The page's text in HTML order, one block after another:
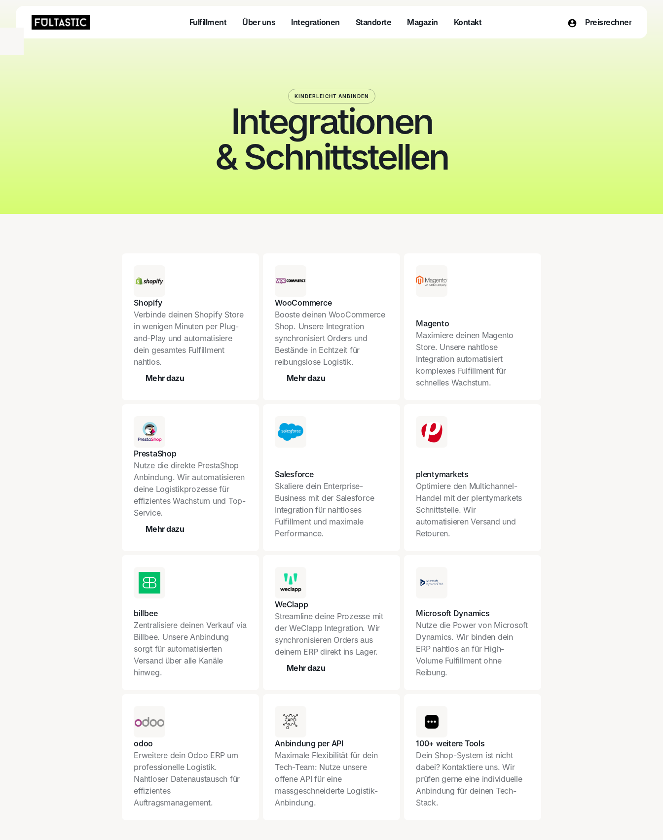
Fulfillment
Über uns
Integrationen
Standorte
Magazin
Kontakt
Preisrechner
KINDERLEICHT ANBINDEN
Integrationen
& Schnittstellen
Shopify
Verbinde deinen Shopify Store
in wenigen Minuten per Plug-
and-Play und automatisiere
dein gesamtes Fulfillment
nahtlos.
Mehr dazu
WooCommerce
Booste deinen WooCommerce
Shop. Unsere Integration
synchronisiert Orders und
Bestände in Echtzeit für
reibungslose Logistik.
Mehr dazu
Magento
Maximiere deinen Magento
Store. Unsere nahtlose
Integration automatisiert
komplexes Fulfillment für
schnelles Wachstum.
PrestaShop
Nutze die direkte PrestaShop
Anbindung. Wir automatisieren
deine Logistikprozesse für
effizientes Wachstum und Top-
Service.
Mehr dazu
Salesforce
Skaliere dein Enterprise-
Business mit der Salesforce
Integration für nahtloses
Fulfillment und maximale
Performance.
plentymarkets
Optimiere den Multichannel-
Handel mit der plentymarkets
Schnittstelle. Wir
automatisieren Versand und
Retouren.
billbee
Zentralisiere deinen Verkauf via
Billbee. Unsere Anbindung
sorgt für automatisierten
Versand über alle Kanäle
hinweg.
WeClapp
Streamline deine Prozesse mit
der WeClapp Integration. Wir
synchronisieren Orders aus
deinem ERP direkt ins Lager.
Mehr dazu
Microsoft Dynamics
Nutze die Power von Microsoft
Dynamics. Wir binden dein
ERP nahtlos an für High-
Volume Fulfillment ohne
Reibung.
odoo
Erweitere dein Odoo ERP um
professionelle Logistik.
Nahtloser Datenaustausch für
effizientes
Auftragsmanagement.
Anbindung per API
Maximale Flexibilität für dein
Tech-Team: Nutze unsere
offene API für eine
massgeschneiderte Logistik-
Anbindung.
100+ weitere Tools
Dein Shop-System ist nicht
dabei? Kontaktiere uns. Wir
prüfen gerne eine individuelle
Anbindung für deinen Tech-
Stack.